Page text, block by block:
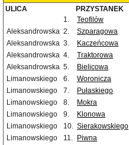
ULICA PRZYSTANEK
1.
Teofilów
Aleksandrowska 2. Szparagowa
Aleksandrowska 3. Kaczeńcowa
Aleksandrowska 4. Traktorowa
Aleksandrowska 5. Bielicowa
Limanowskiego
6. Woronicza
Limanowskiego
7. Pułaskiego
Limanowskiego
8. Mokra
Limanowskiego
9. Klonowa
Limanowskiego
10. Sierakowskiego
Limanowskiego
11. Piwna